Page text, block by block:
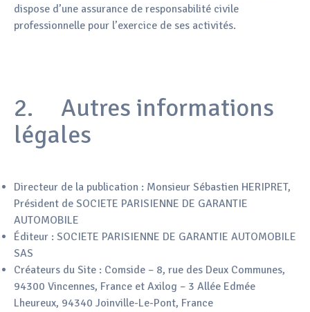
dispose d’une assurance de responsabilité civile
professionnelle pour l’exercice de ses activités.
2. Autres informations
légales
Directeur de la publication : Monsieur Sébastien HERIPRET,
Président de SOCIETE PARISIENNE DE GARANTIE
AUTOMOBILE
Éditeur : SOCIETE PARISIENNE DE GARANTIE AUTOMOBILE
SAS
Créateurs du Site : Comside – 8, rue des Deux Communes,
94300 Vincennes, France et Axilog – 3 Allée Edmée
Lheureux, 94340 Joinville-Le-Pont, France